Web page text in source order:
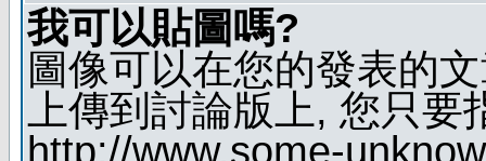
我可以貼圖嗎?
圖像可以在您的發表的
上傳到討論版上, 您只
http://www.some-